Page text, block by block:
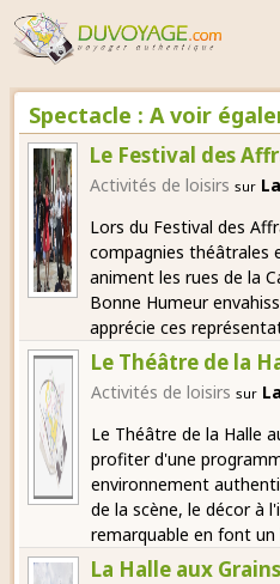
Spectacle : A voir
Le Festival des
Activités de loisirs sur
Lors du Festival des
compagnies théâtrales
animent les rues de la
Bonne Humeur
apprécie ces
Le Théâtre de la
Activités de loisirs sur
Le Théâtre de la Halle
profiter d'une
environnement
de la scène, le décor à
remarquable en font un
La Halle aux Grains